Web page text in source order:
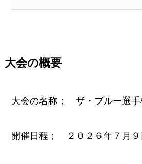
大会の概要
大会の名称； ザ・ブルー選手
開催日程； ２０２６年７月９